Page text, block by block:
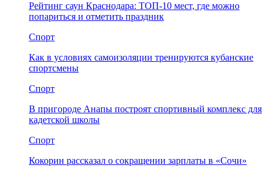
Рейтинг саун Краснодара: ТОП-10 мест, где можно
попариться и отметить праздник
Спорт
Как в условиях самоизоляции тренируются кубанские
спортсмены
Спорт
В пригороде Анапы построят спортивный комплекс для
кадетской школы
Спорт
Кокорин рассказал о сокращении зарплаты в «Сочи»